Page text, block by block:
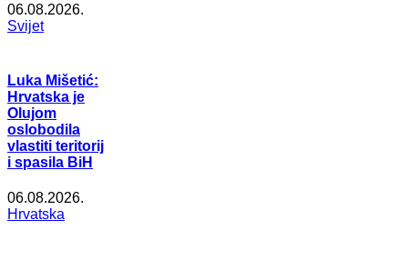
06.08.2026.
Svijet
Luka Mišetić:
Hrvatska je
Olujom
oslobodila
vlastiti teritorij
i spasila BiH
06.08.2026.
Hrvatska